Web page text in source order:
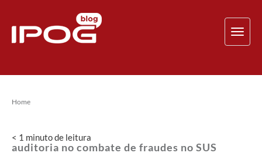
Home
< 1 minutode leitura
auditoria no combate de fraudes no SUS